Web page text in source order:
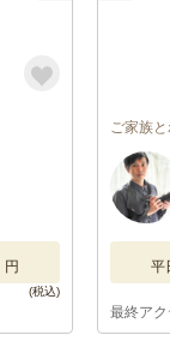
円
ご家族
平
最終ア